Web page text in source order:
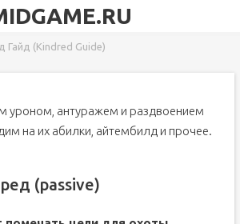
Гайд (Kindred Guide)
уроном, антуражем и раздвоением
на их абилки, айтембилд и прочее.
(passive)